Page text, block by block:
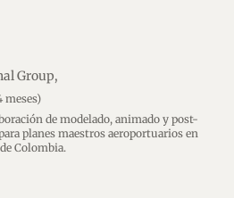
Group,
meses)
de modelado, animado y post-
planes maestros aeroportuarios en
Colombia.